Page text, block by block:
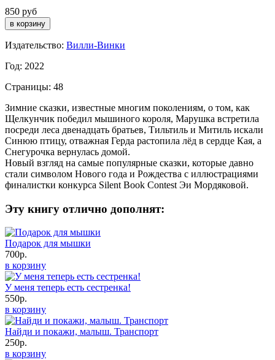
850 руб
Издательство: Вилли-Винки
Год: 2022
Страницы: 48
Зимние сказки, известные многим поколениям, о том, как
Щелкунчик победил мышиного короля, Марушка встретила
посреди леса двенадцать братьев, Тильтиль и Митиль искали
Синюю птицу, отважная Герда растопила лёд в сердце Кая, а
Снегурочка вернулась домой.
Новый взгляд на самые популярные сказки, которые давно
стали символом Нового года и Рождества с иллюстрациями
финалистки конкурса Silent Book Contest Эи Мордяковой.
Эту книгу отлично дополнят:
Подарок для мышки
700р.
в корзину
У меня теперь есть сестренка!
550р.
в корзину
Найди и покажи, малыш. Транспорт
250р.
в корзину